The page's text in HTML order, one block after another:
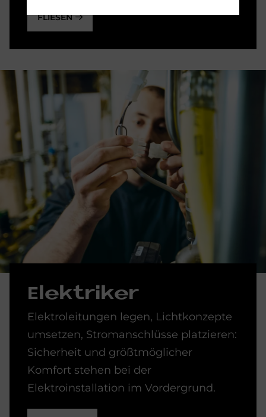
FLIESEN
Elek­tri­ker
Elektroleitungen legen, Lichtkonzepte
umsetzen, Stromanschlüsse platzieren:
Sicherheit und größtmöglicher
Komfort stehen bei der
Elektroinstallation im Vordergrund.